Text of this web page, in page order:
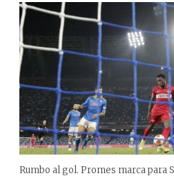
Rumbo al gol. Promes marca para